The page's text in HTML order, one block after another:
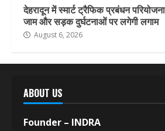
देहरादून में स्मार्ट ट्रैफिक प्रबंधन
जाम और सड़क दुर्घटनाओं पर लगेगी लगाम
August 6, 2026
ABOUT US
Founder – INDRA